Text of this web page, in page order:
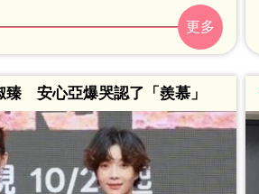
獎前的幫忙，因為當時他還得
主持功課，而老婆則得應付家
，引來外界討論，身為入圍者
示，「他就真的很會演」，也
公平。
臻 安心亞爆哭認了「羨慕」